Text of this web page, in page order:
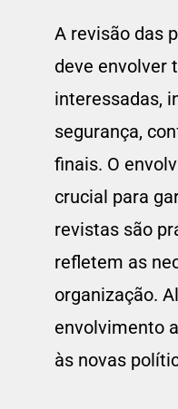
A revisão das
deve envolver
interessadas,
segurança,
finais. O
crucial para
revistas são
refletem as
organização.
envolvimento
às novas